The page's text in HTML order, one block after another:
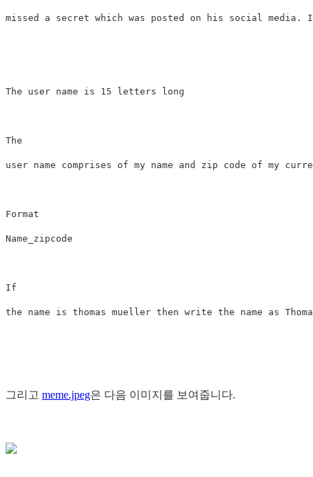
missed a secret which was posted on his social
The user name is 15 letters long
The
user name comprises of my name and zip code of my
Format
Name_zipcode
If
그리고 meme.jpeg은 다음 이미지를 보여줍니다.